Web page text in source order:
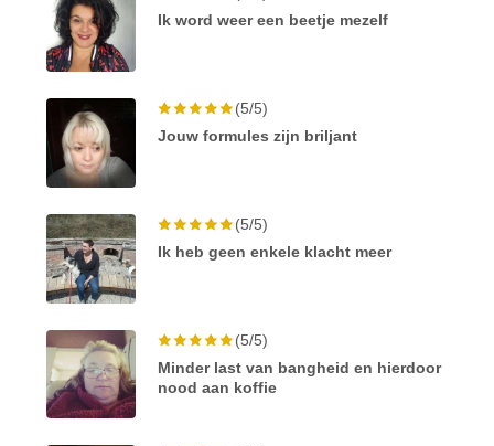
Ik word weer een beetje mezelf
(5/5)
Jouw formules zijn briljant
(5/5)
Ik heb geen enkele klacht meer
(5/5)
Minder last van bangheid en hierdoor
nood aan koffie